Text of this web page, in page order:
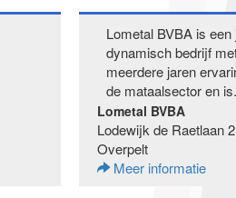
Lometal BVBA is een
dynamisch bedrijf
meerdere jaren
de mataalsector en
Lometal BVBA
Lodewijk de Raetlaan 2
Overpelt
Meer informatie